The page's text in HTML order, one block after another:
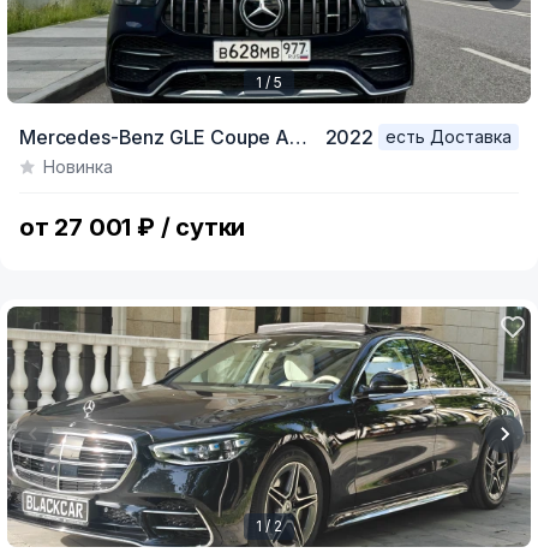
of
1 / 5
Mercedes-Benz GLE Coupe AMG, 2022
есть Доставка
Новинка
от 27 001 ₽ / сутки
1 / 2